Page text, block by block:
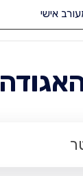
אישי